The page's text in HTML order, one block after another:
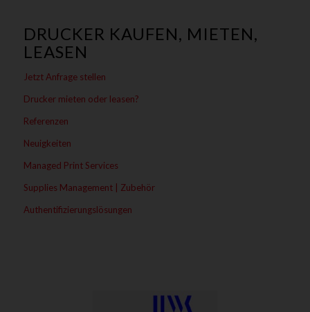
DRUCKER KAUFEN, MIETEN,
LEASEN
Jetzt Anfrage stellen
Drucker mieten oder leasen?
Referenzen
Neuigkeiten
Managed Print Services
Supplies Management | Zubehör
Authentifizierungslösungen